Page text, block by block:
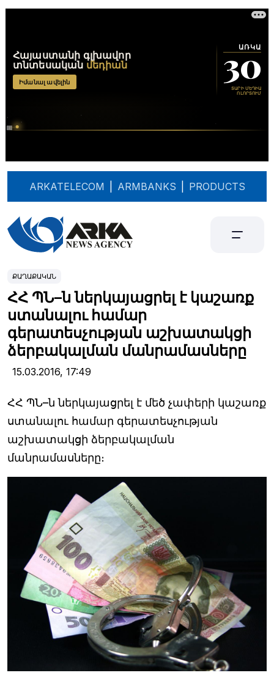
ARKATELECOM ARMBANKS PRODUCTS
ՔԱՂԱՔԱԿԱՆ
ՀՀ ՊՆ–ն ներկայացրել է կաշառք
ստանալու համար
գերատեսչության աշխատակցի
ձերբակալման մանրամասները
15.03.2016, 17:49
ՀՀ ՊՆ–ն ներկայացրել է մեծ չափերի կաշառք
ստանալու համար գերատեսչության
աշխատակցի ձերբակալման
մանրամասները։